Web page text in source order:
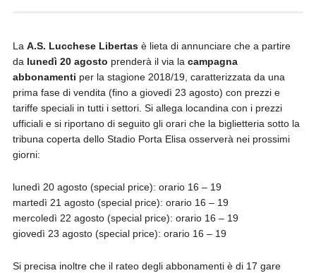
La A.S. Lucchese Libertasè lieta di annunciare che a partire
da lunedì 20 agosto prenderà il via la campagna
abbonamenti per la stagione 2018/19, caratterizzata da una
prima fase di vendita (fino a giovedì 23 agosto) con prezzi e
tariffe speciali in tutti i settori. Si allega locandina con i prezzi
ufficiali e si riportano di seguito gli orari che la biglietteria sotto la
tribuna coperta dello Stadio Porta Elisa osserverà nei prossimi
giorni:
lunedì 20 agosto (special price): orario 16 – 19
martedì 21 agosto (special price): orario 16 – 19
mercoledì 22 agosto (special price): orario 16 – 19
giovedì 23 agosto (special price): orario 16 – 19
Si precisa inoltre che il rateo degli abbonamenti è di 17 gare